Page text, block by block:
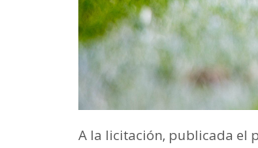
A la licitación, publicada el